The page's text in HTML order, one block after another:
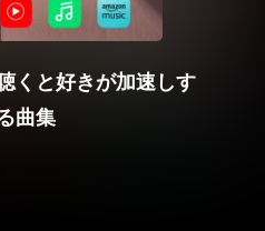
くと好きが加速しす
曲集